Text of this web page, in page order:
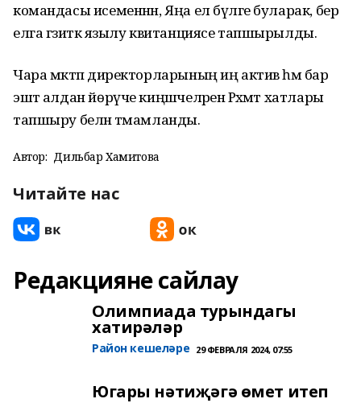
командасы исеменнән, Яңа ел бүләге буларак, бер
елга гәзиткә язылу квитанциясе тапшырылды.
Чара мәктәп директорларының иң актив һәм бар
эштә алдан йөрүче киңәшчеләренә Рәхмәт хатлары
тапшыру белән тәмамланды.
Автор: Дильбар Хамитова
Читайте нас
Редакцияне сайлау
Олимпиада турындагы
хатирәләр
Район кешеләре 29 ФЕВРАЛЯ 2024, 07:55
Югары нәтиҗәгә өмет итеп